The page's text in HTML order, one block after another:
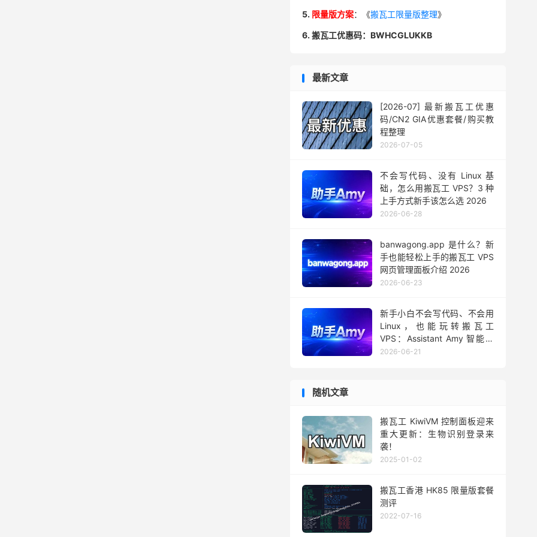
5. 限量版方案：《搬瓦工限量版整理》
6. 搬瓦工优惠码：BWHCGLUKKB
最新文章
[2026-07] 最新搬瓦工优惠
码/CN2 GIA优惠套餐/购买教
程整理
2026-07-05
不会写代码、没有 Linux 基
础，怎么用搬瓦工 VPS？3 种
上手方式新手该怎么选 2026
2026-06-28
banwagong.app 是什么？新
手也能轻松上手的搬瓦工 VPS
网页管理面板介绍 2026
2026-06-23
新手小白不会写代码、不会用
Linux，也能玩转搬瓦工
VPS：Assistant Amy 智能助
手用法 2026
2026-06-21
随机文章
搬瓦工 KiwiVM 控制面板迎来
重大更新：生物识别登录来
袭！
2025-01-02
搬瓦工香港 HK85 限量版套餐
测评
2022-07-16